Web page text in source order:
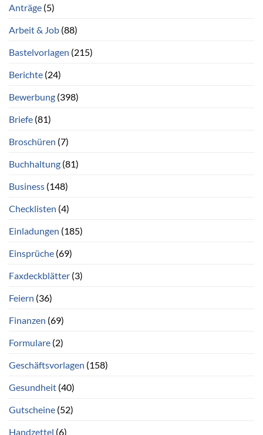
Anträge (5)
Arbeit & Job (88)
Bastelvorlagen (215)
Berichte (24)
Bewerbung (398)
Briefe (81)
Broschüren (7)
Buchhaltung (81)
Business (148)
Checklisten (4)
Einladungen (185)
Einsprüche (69)
Faxdeckblätter (3)
Feiern (36)
Finanzen (69)
Formulare (2)
Geschäftsvorlagen (158)
Gesundheit (40)
Gutscheine (52)
Handzettel (6)